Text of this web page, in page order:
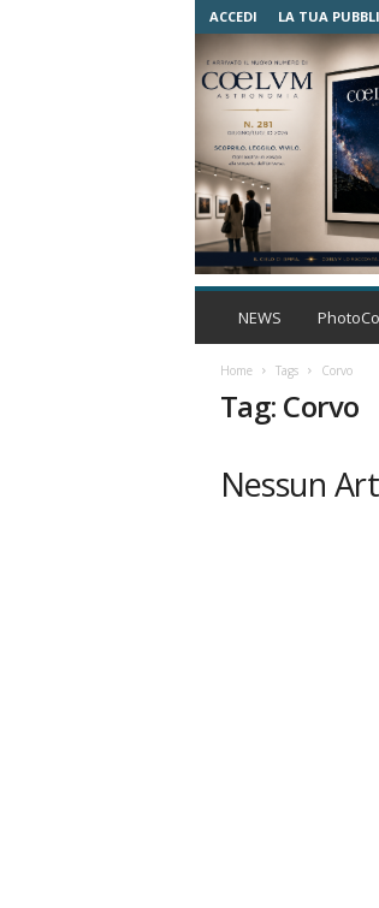
ACCEDI LA TUA
NEWS
Home Tags Corvo
Tag: Corvo
Nessun